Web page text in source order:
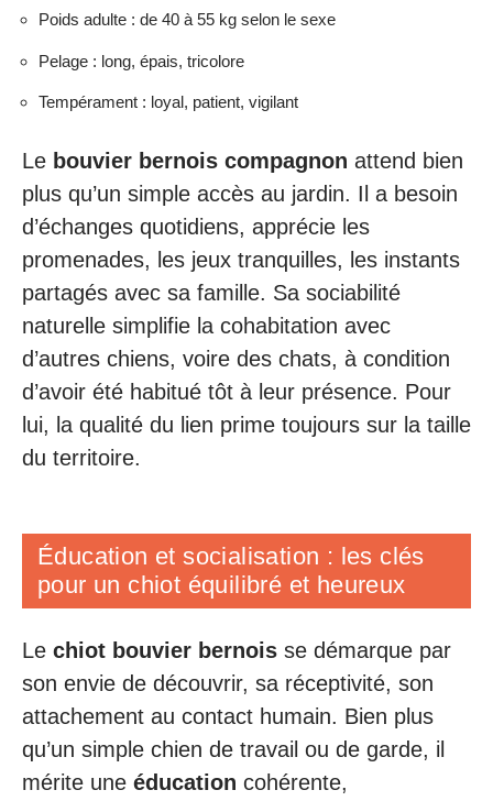
Poids adulte : de 40 à 55 kg selon le sexe
Pelage : long, épais, tricolore
Tempérament : loyal, patient, vigilant
Le bouvier bernois compagnon attend bien
plus qu’un simple accès au jardin. Il a besoin
d’échanges quotidiens, apprécie les
promenades, les jeux tranquilles, les instants
partagés avec sa famille. Sa sociabilité
naturelle simplifie la cohabitation avec
d’autres chiens, voire des chats, à condition
d’avoir été habitué tôt à leur présence. Pour
lui, la qualité du lien prime toujours sur la taille
du territoire.
Éducation et socialisation : les clés
pour un chiot équilibré et heureux
Le chiot bouvier bernois se démarque par
son envie de découvrir, sa réceptivité, son
attachement au contact humain. Bien plus
qu’un simple chien de travail ou de garde, il
mérite une éducation cohérente,